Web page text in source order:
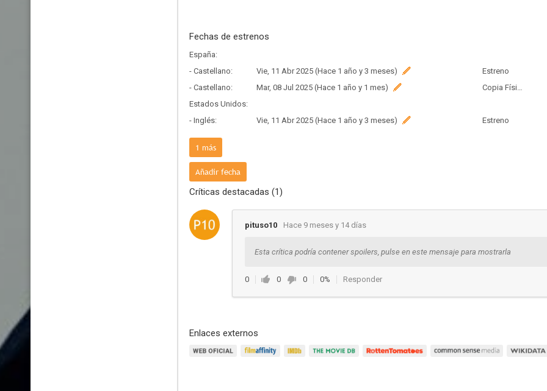
Fechas de estrenos
España:
- Castellano:
Vie, 11 Abr 2025 (Hace 1 año y 3 meses)
Estreno
- Castellano:
Mar, 08 Jul 2025 (Hace 1 año y 1 mes)
Copia Física
Estados Unidos:
- Inglés:
Vie, 11 Abr 2025 (Hace 1 año y 3 meses)
Estreno
Francia:
- Frances:
1 más
Añadir fecha
Críticas destacadas (1)
pituso10 Hace 9 meses y 14 días
Esta crítica podría contener spoilers, pulse en este mensaje para mostrarla
0 0 0 0% Responder
Enlaces externos